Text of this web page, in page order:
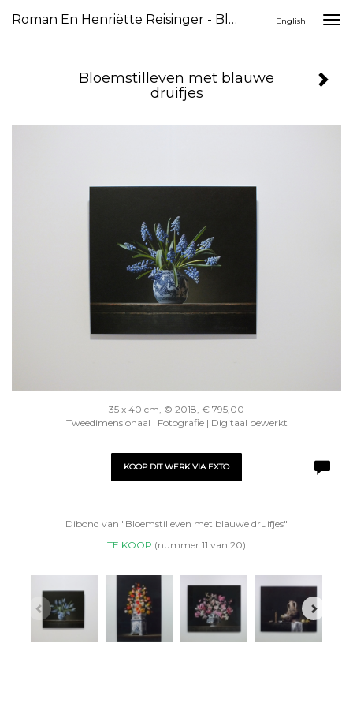
Roman En Henriëtte Reisinger - Bloemstilleven Met Blauwe Druifjes English
Bloemstilleven met blauwe
druifjes
35 x 40 cm, © 2018, € 795,00
Tweedimensionaal | Fotografie | Digitaal bewerkt
KOOP DIT WERK VIA EXTO
Dibond van "Bloemstilleven met blauwe druifjes"
TE KOOP (nummer 11 van 20)